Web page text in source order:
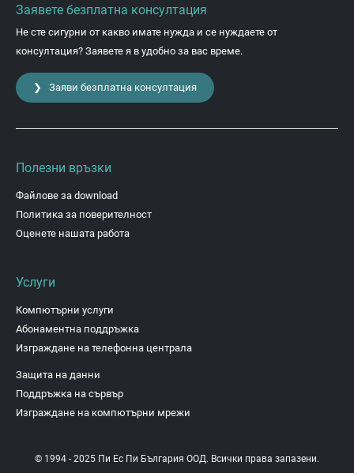
Заявете безплатна консултация
Не сте сигурни от какво имате нужда и се нуждаете от
консултация? Заявете я в удобно за вас време.
❯ Заяви безплатна консултация
Полезни връзки
Файлове за download
Политика за поверителност
Оценете нашата работа
Услуги
Компютърни услуги
Абонаментна поддръжка
Изграждане на телефонна централа
Защита на данни
Поддръжка на сървър
Изграждане на компютърни мрежи
© 1994 - 2025 Пи Ес Пи България ООД. Всички права запазени.